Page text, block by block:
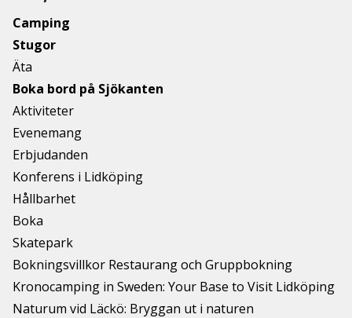
Camping
Stugor
Äta
Boka bord på Sjökanten
Aktiviteter
Evenemang
Erbjudanden
Konferens i Lidköping
Hållbarhet
Boka
Skatepark
Bokningsvillkor Restaurang och Gruppbokning
Kronocamping in Sweden: Your Base to Visit Lidköping
Naturum vid Läckö: Bryggan ut i naturen